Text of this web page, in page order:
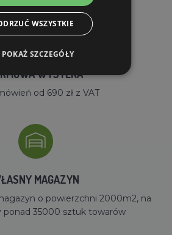
WYSYŁKA
od 690 zł z VAT
MAGAZYN
o powierzchni 2000m2, na
ponad 35000 sztuk towarów
WSZYSTKIE
POKAŻ SZCZEGÓŁY